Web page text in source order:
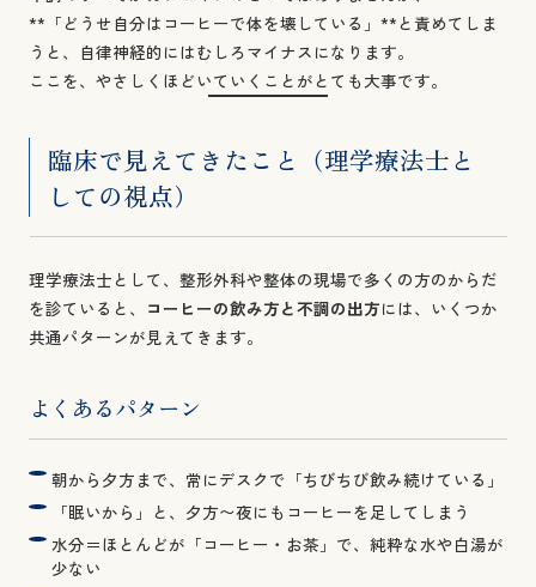
**「どうせ自分はコーヒーで体を壊している」**と責めてしま
うと、自律神経的にはむしろマイナスになります。
ここを、やさしくほどいていくことがとても大事です。
臨床で見えてきたこと（理学療法士と
しての視点）
理学療法士として、整形外科や整体の現場で多くの方のからだ
を診ていると、 コーヒーの飲み方と不調の出方には、いくつか
共通パターンが見えてきます。
よくあるパターン
朝から夕方まで、常にデスクで「ちびちび飲み続けている」
「眠いから」と、夕方〜夜にもコーヒーを足してしまう
水分＝ほとんどが「コーヒー・お茶」で、純粋な水や白湯が
少ない